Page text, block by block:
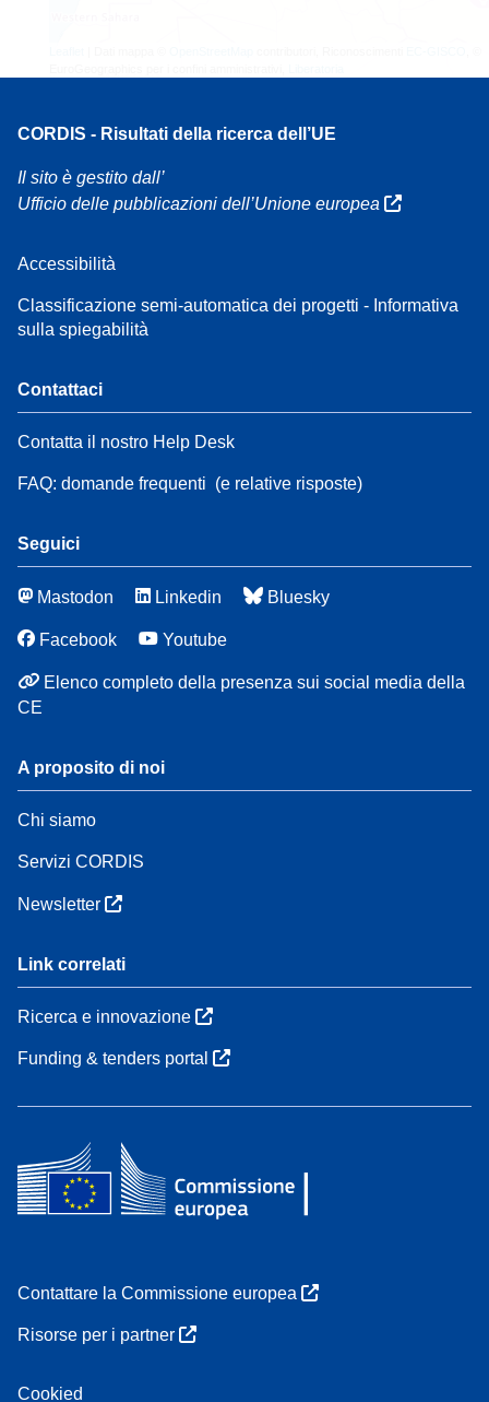
CORDIS - Risultati della ricerca dell’UE
Il sito è gestito dall’
Ufficio delle pubblicazioni dell’Unione europea
Accessibilità
Classificazione semi-automatica dei progetti - Informativa
sulla spiegabilità
Contattaci
Contatta il nostro Help Desk
FAQ: domande frequenti (e relative risposte)
Seguici
Mastodon Linkedin Bluesky
Facebook Youtube
Elenco completo della presenza sui social media della
CE
A proposito di noi
Chi siamo
Servizi CORDIS
Newsletter
Link correlati
Ricerca e innovazione
Funding & tenders portal
Contattare la Commissione europea
Risorse per i partner
Cookied